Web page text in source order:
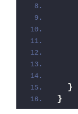
}
}